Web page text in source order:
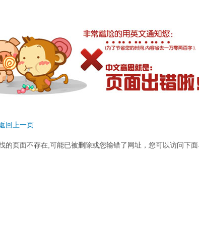
回上一页
的页面不存在,可能已被删除或您输错了网址，您可以访问下面